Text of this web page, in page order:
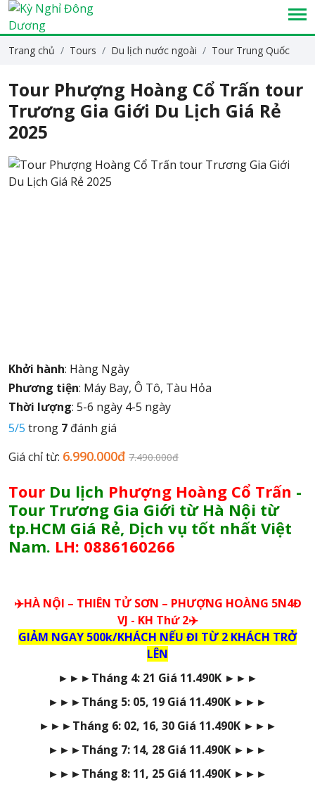
Trang chủ Tours Du lịch nước ngoài Tour Trung Quốc
Tour Phượng Hoàng Cổ Trấn tour
Trương Gia Giới Du Lịch Giá Rẻ
2025
Khởi hành: Hàng Ngày
Phương tiện: Máy Bay, Ô Tô, Tàu Hỏa
Thời lượng: 5-6 ngày 4-5 ngày
5/5 trong 7 đánh giá
Giá chỉ từ: 6.990.000đ 7.490.000đ
Tour Du lịch Phượng Hoàng Cổ Trấn -
Tour Trương Gia Giới từ Hà Nội từ
tp.HCM Giá Rẻ, Dịch vụ tốt nhất Việt
Nam. LH: 0886160266
✈️HÀ NỘI – THIÊN TỬ SƠN – PHƯỢNG HOÀNG 5N4Đ
VJ - KH Thứ 2✈️
GIẢM NGAY 500k/KHÁCH NẾU ĐI TỪ 2 KHÁCH TRỞ
LÊN
►►►Tháng 4: 21 Giá 11.490K ►►►
►►►Tháng 5: 05, 19 Giá 11.490K ►►►
►►►Tháng 6: 02, 16, 30 Giá 11.490K ►►►
►►►Tháng 7: 14, 28 Giá 11.490K ►►►
►►►Tháng 8: 11, 25 Giá 11.490K ►►►